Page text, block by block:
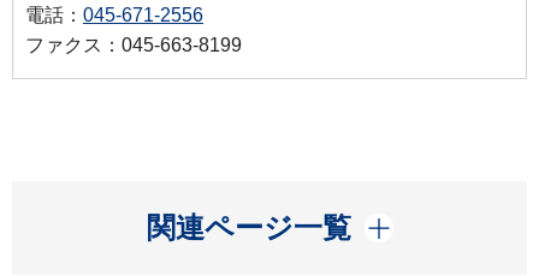
電話： 045-671-2556
ファクス：045-663-8199
関連ページ一覧
開く